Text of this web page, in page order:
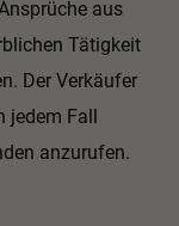
aus
Tätigkeit
Der Verkäufer
jedem Fall
anzurufen.